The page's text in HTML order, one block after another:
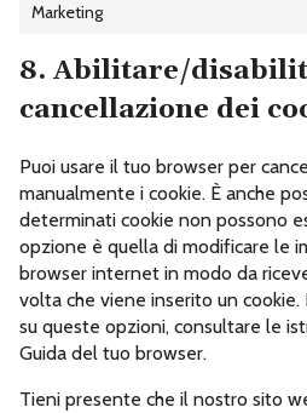
Marketing
8. Abilitare/
cancellazione dei
Puoi usare il tuo browser per
manualmente i cookie. È anche
determinati cookie non possono
opzione è quella di modificare le
browser internet in modo da
volta che viene inserito un
su queste opzioni, consultare le
Guida del tuo browser.
Tieni presente che il nostro sito